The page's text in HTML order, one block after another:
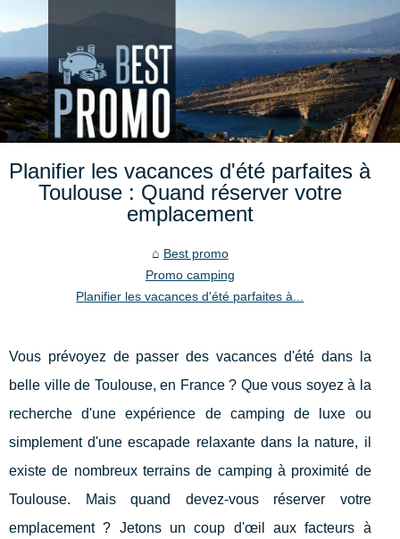
Planifier les vacances d'été parfaites à
Toulouse : Quand réserver votre
emplacement
Best promo
Promo camping
Planifier les vacances d'été parfaites à...
Vous prévoyez de passer des vacances d'été dans la
belle ville de Toulouse, en France ? Que vous soyez à la
recherche d'une expérience de camping de luxe ou
simplement d'une escapade relaxante dans la nature, il
existe de nombreux terrains de camping à proximité de
Toulouse. Mais quand devez-vous réserver votre
emplacement ? Jetons un coup d'œil aux facteurs à